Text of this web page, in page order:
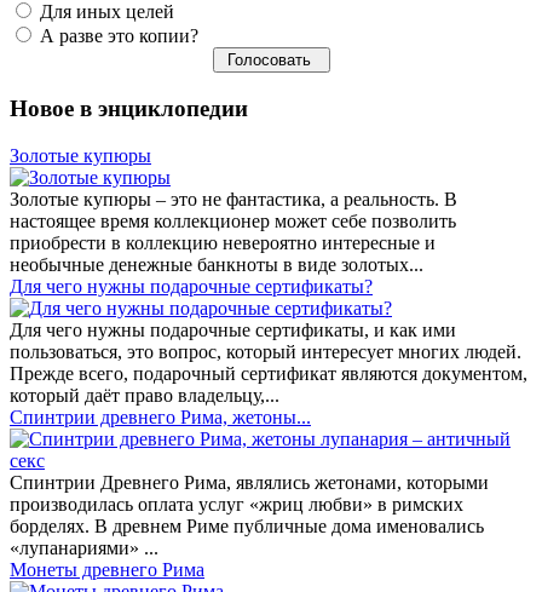
Для иных целей
А разве это копии?
Новое в энциклопедии
Золотые купюры
Золотые купюры – это не фантастика, а реальность. В
настоящее время коллекционер может себе позволить
приобрести в коллекцию невероятно интересные и
необычные денежные банкноты в виде золотых...
​Для чего нужны подарочные сертификаты?
Для чего нужны подарочные сертификаты, и как ими
пользоваться, это вопрос, который интересует многих людей.
Прежде всего, подарочный сертификат являются документом,
который даёт право владельцу,...
Спинтрии древнего Рима, жетоны...
Спинтрии Древнего Рима, являлись жетонами, которыми
производилась оплата услуг «жриц любви» в римских
борделях. В древнем Риме публичные дома именовались
«лупанариями» ...
Монеты древнего Рима